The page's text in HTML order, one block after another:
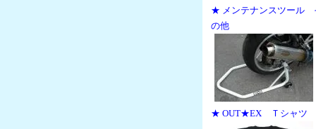
★ メンテナンスツール
の他
★ OUT★EX Ｔシャツ